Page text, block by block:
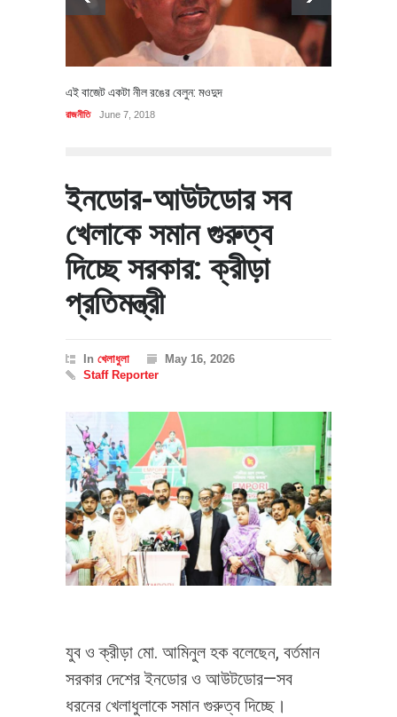
এই বাজেট একটা নীল রঙের বেলুন: মওদুদ
রাজনীতি June 7, 2018
ইনডোর-আউটডোর সব
খেলাকে সমান গুরুত্ব
দিচ্ছে সরকার: ক্রীড়া
প্রতিমন্ত্রী
In খেলাধুলা
May 16, 2026
Staff Reporter
যুব ও ক্রীড়া মো. আমিনুল হক বলেছেন, বর্তমান
সরকার দেশের ইনডোর ও আউটডোর—সব
ধরনের খেলাধুলাকে সমান গুরুত্ব দিচ্ছে।